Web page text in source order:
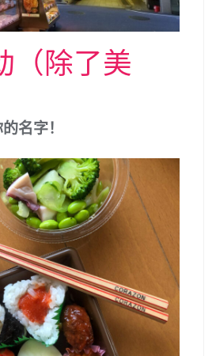
（除了美
名字！